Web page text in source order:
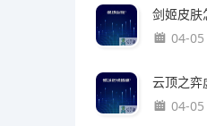
04-05
04-05